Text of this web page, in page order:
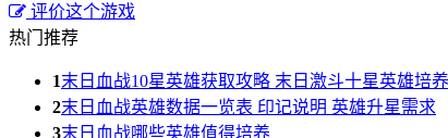
评价这个游戏
热门推荐
1末日血战10星英雄获取攻略 末日激斗十星英雄培
2末日血战英雄数据一览表 印记说明 英雄升星需求
3末日血战哪些英雄值得培养